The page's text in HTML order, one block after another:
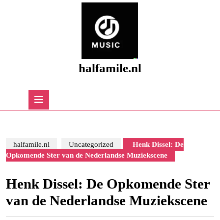
halfamile.nl
halfamile.nl Uncategorized
Henk Dissel: De
Opkomende Ster van de Nederlandse Muziekscene
Henk Dissel: De Opkomende Ster
van de Nederlandse Muziekscene